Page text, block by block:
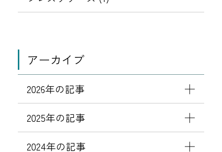
い
パ
ワ
ー
ド
設
定
変
（
り
ま
し
メ
ー
ル
）
月
り
「
泊
」
シ
ッ
ク
典
終
示
アーカイブ
2026年の記事
2025年の記事
2024年の記事